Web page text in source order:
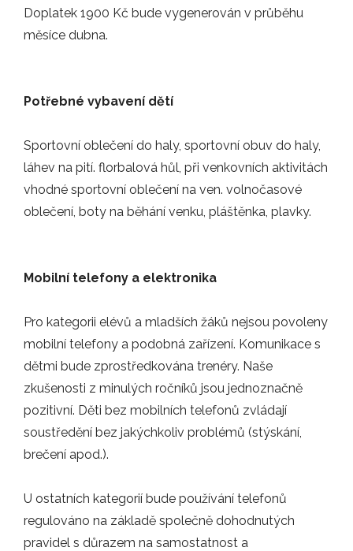
ZÁPASY
Doplatek 1900 Kč bude vygenerován v průběhu
měsíce dubna.
Potřebné vybavení dětí
Sportovní oblečení do haly, sportovní obuv do haly,
láhev na pití. florbalová hůl, při venkovních aktivitách
vhodné sportovní oblečení na ven. volnočasové
oblečení, boty na běhání venku, pláštěnka, plavky.
Mobilní telefony a elektronika
Pro kategorii elévů a mladších žáků nejsou povoleny
mobilní telefony a podobná zařízení. Komunikace s
dětmi bude zprostředkována trenéry. Naše
zkušenosti z minulých ročníků jsou jednoznačně
pozitivní. Děti bez mobilních telefonů zvládají
soustředění bez jakýchkoliv problémů (stýskání,
brečení apod.).
U ostatních kategorií bude používání telefonů
regulováno na základě společně dohodnutých
pravidel s důrazem na samostatnost a
PARTNEŘI